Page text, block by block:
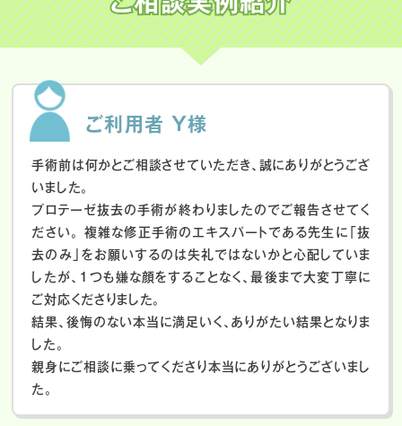
ご利用者 Y様
手術前は何かとご相談させていただき、誠にありがとうござ
いました。
プロテーゼ抜去の手術が終わりましたのでご報告させてく
ださい。
複雑な修正手術のエキスパートである先生に「抜
去のみ」をお願いするのは失礼ではないかと心配していま
したが、１つも嫌な顔をすることなく、最後まで大変丁寧に
ご対応くださりました。
結果、後悔のない本当に満足いく、ありがたい結果となりま
した。
親身にご相談に乗ってくださり本当にありがとうございまし
た。